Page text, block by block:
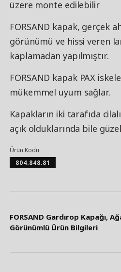
üzere monte edilebilir
FORSAND kapak, gerçek
görünümü ve hissi veren
kaplamadan yapılmıştır.
FORSAND kapak PAX
mükemmel uyum sağlar.
Kapakların iki tarafıda
açık olduklarında bile
Ürün Kodu
804.848.81
FORSAND Gardırop Kapağı,
Görünümlü Ürün Bilgileri